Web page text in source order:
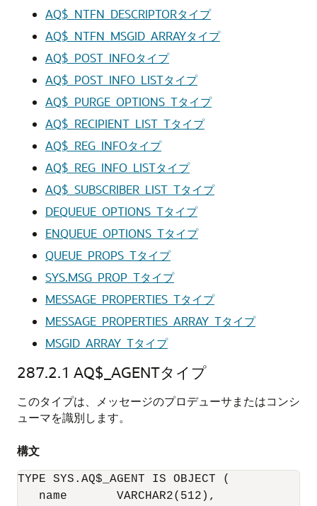
AQ$_NTFN_DESCRIPTORタイプ
AQ$_NTFN_MSGID_ARRAYタイプ
AQ$_POST_INFOタイプ
AQ$_POST_INFO_LISTタイプ
AQ$_PURGE_OPTIONS_Tタイプ
AQ$_RECIPIENT_LIST_Tタイプ
AQ$_REG_INFOタイプ
AQ$_REG_INFO_LISTタイプ
AQ$_SUBSCRIBER_LIST_Tタイプ
DEQUEUE_OPTIONS_Tタイプ
ENQUEUE_OPTIONS_Tタイプ
QUEUE_PROPS_Tタイプ
SYS.MSG_PROP_Tタイプ
MESSAGE_PROPERTIES_Tタイプ
MESSAGE_PROPERTIES_ARRAY_Tタイプ
MSGID_ARRAY_Tタイプ
287.2.1 AQ$_AGENTタイプ
このタイプは、メッセージのプロデューサまたはコンシ
ューマを識別します。
構文
TYPE SYS.AQ$_AGENT IS OBJECT (
   name       VARCHAR2(512),